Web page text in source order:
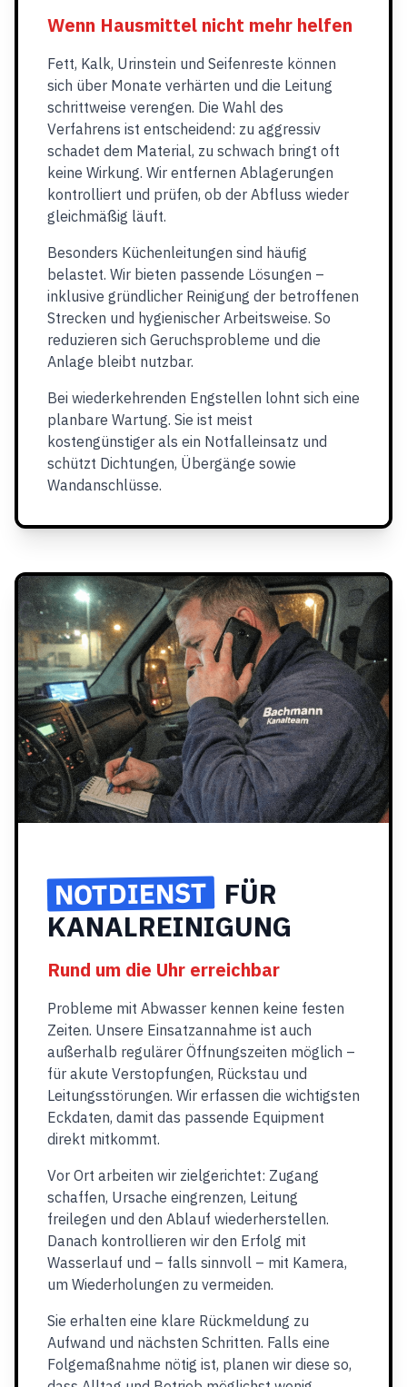
Wenn Hausmittel nicht mehr helfen
Fett, Kalk, Urinstein und Seifenreste können
sich über Monate verhärten und die Leitung
schrittweise verengen. Die Wahl des
Verfahrens ist entscheidend: zu aggressiv
schadet dem Material, zu schwach bringt oft
keine Wirkung. Wir entfernen Ablagerungen
kontrolliert und prüfen, ob der Abfluss wieder
gleichmäßig läuft.
Besonders Küchenleitungen sind häufig
belastet. Wir bieten passende Lösungen –
inklusive gründlicher Reinigung der betroffenen
Strecken und hygienischer Arbeitsweise. So
reduzieren sich Geruchsprobleme und die
Anlage bleibt nutzbar.
Bei wiederkehrenden Engstellen lohnt sich eine
planbare Wartung. Sie ist meist
kostengünstiger als ein Notfalleinsatz und
schützt Dichtungen, Übergänge sowie
Wandanschlüsse.
NOTDIENST FÜR
KANALREINIGUNG
Rund um die Uhr erreichbar
Probleme mit Abwasser kennen keine festen
Zeiten. Unsere Einsatzannahme ist auch
außerhalb regulärer Öffnungszeiten möglich –
für akute Verstopfungen, Rückstau und
Leitungsstörungen. Wir erfassen die wichtigsten
Eckdaten, damit das passende Equipment
direkt mitkommt.
Vor Ort arbeiten wir zielgerichtet: Zugang
schaffen, Ursache eingrenzen, Leitung
freilegen und den Ablauf wiederherstellen.
Danach kontrollieren wir den Erfolg mit
Wasserlauf und – falls sinnvoll – mit Kamera,
um Wiederholungen zu vermeiden.
Sie erhalten eine klare Rückmeldung zu
Aufwand und nächsten Schritten. Falls eine
Folgemaßnahme nötig ist, planen wir diese so,